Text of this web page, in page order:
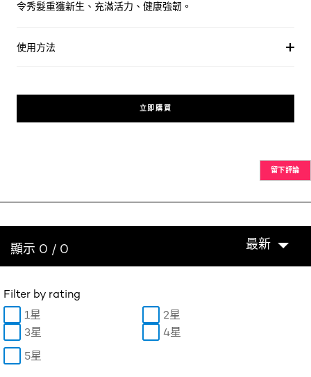
令秀髮重獲新生、充滿活力、健康強韌。
使用方法
立即購買
留下評論
顯示 0 / 0 最新
Filter by rating
1星
2星
3星
4星
5星